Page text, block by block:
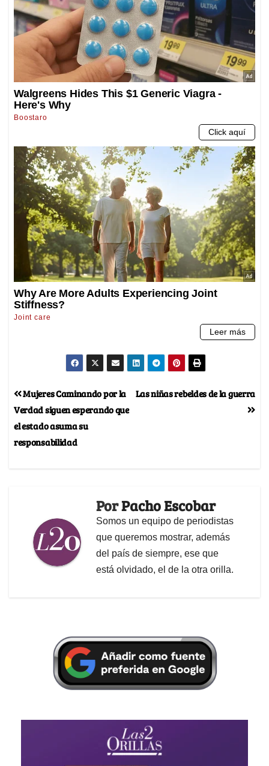
Las niñas rebeldes de la guerra
Mujeres Caminando por la
Verdad siguen esperando que
el estado asuma su
responsabilidad
PorPacho Escobar
Somos un equipo de periodistas
que queremos mostrar, además
del país de siempre, ese que
está olvidado, el de la otra orilla.